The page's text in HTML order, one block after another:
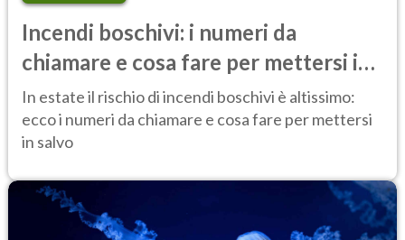
Incendi boschivi: i numeri da
chiamare e cosa fare per mettersi in
salvo
In estate il rischio di incendi boschivi è altissimo:
ecco i numeri da chiamare e cosa fare per mettersi
in salvo